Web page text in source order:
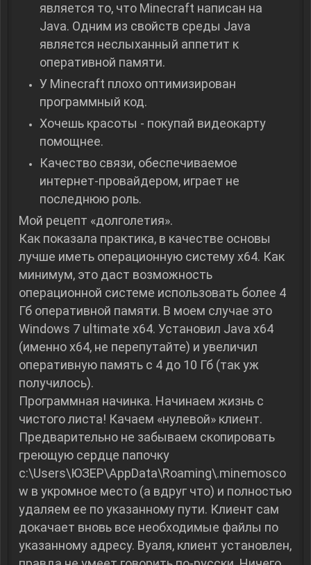
является то, что Minecraft написан на
Java. Одним из свойств среды Java
является неслыханный аппетит к
оперативной памяти.
У Minecraft плохо оптимизирован
программный код.
Хочешь красоты - покупай видеокарту
помощнее.
Качество связи, обеспечиваемое
интернет-провайдером, играет не
последнюю роль.
Мой рецепт «долголетия».
Как показала практика, в качестве основы
лучше иметь операционную систему x64. Как
минимум, это даст возможность
операционной системе использовать более 4
Гб оперативной памяти. В моем случае это
Windows 7 ultimate x64. Установил Java x64
(именно x64, не перепутайте) и увеличил
оперативную память с 4 до 10 Гб (так уж
получилось).
Программная начинка. Начинаем жизнь с
чистого листа! Качаем «нулевой» клиент.
Предварительно не забываем скопировать
греющую сердце папочку
c:\Users\ЮЗЕР\AppData\Roaming\.minemosco
w в укромное место (а вдруг что) и полностью
удаляем ее по указанному пути. Клиент сам
докачает вновь все необходимые файлы по
указанному адресу. Вуаля, клиент установлен,